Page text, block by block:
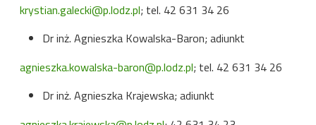
krystian.galecki@p.lodz.pl; tel. 42 631 34 26
Dr inż. Agnieszka Kowalska-Baron; adiunkt
agnieszka.kowalska-baron@p.lodz.pl; tel. 42 631 34 26
Dr inż. Agnieszka Krajewska; adiunkt